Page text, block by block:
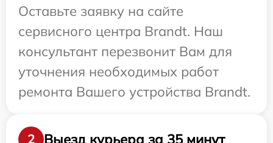
Оставьте заявку на сайте
сервисного центра Brandt. Наш
консультант перезвонит Вам для
уточнения необходимых работ
ремонта Вашего устройства Brandt.
2
Выезд курьера за 35 минут